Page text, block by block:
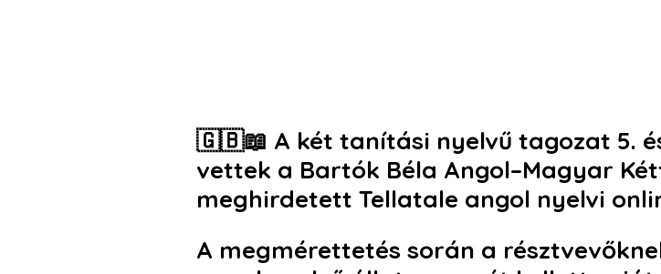
🇬🇧📖 A két tanítási nyelvű tagozat 5.
vettek a Bartók Béla Angol–Magyar
meghirdetett Tellatale angol nyelvi
A megmérettetés során a